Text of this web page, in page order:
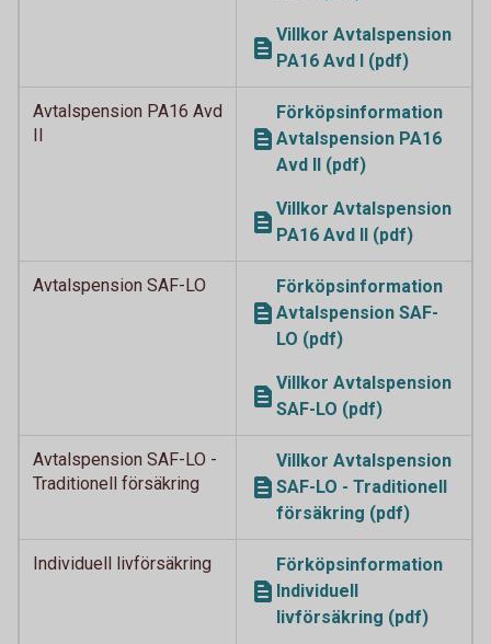
Villkor Avtalspension
PA16 Avd I (pdf)
Avtalspension PA16 Avd
II
Förköpsinformation
Avtalspension PA16
Avd II (pdf)
Villkor Avtalspension
PA16 Avd II (pdf)
Avtalspension SAF-LO
Förköpsinformation
Avtalspension SAF-
LO (pdf)
Villkor Avtalspension
SAF-LO (pdf)
Avtalspension SAF-LO -
Traditionell försäkring
Villkor Avtalspension
SAF-LO - Traditionell
försäkring (pdf)
Individuell livförsäkring
Förköpsinformation
Individuell
livförsäkring (pdf)